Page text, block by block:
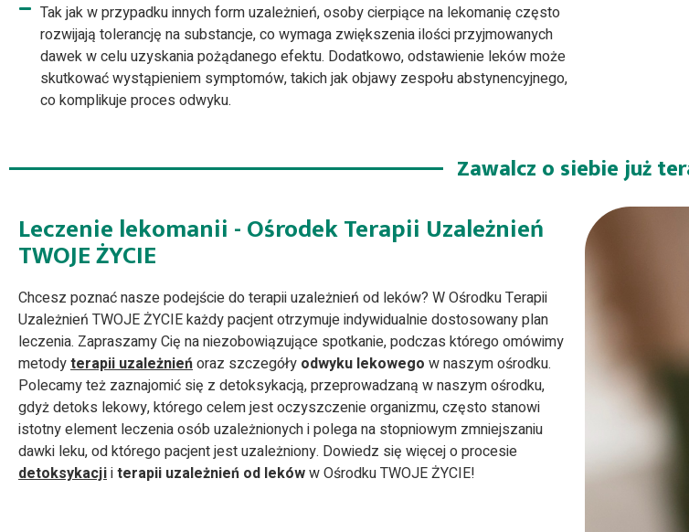
Tak jak w przypadku innych form uzależnień, osoby cierpiące na lekomanię często
rozwijają tolerancję na substancje, co wymaga zwiększenia ilości przyjmowanych
dawek w celu uzyskania pożądanego efektu. Dodatkowo, odstawienie leków może
skutkować wystąpieniem symptomów, takich jak objawy zespołu abstynencyjnego,
co komplikuje proces odwyku.
Zawalcz o siebie już
Leczenie lekomanii - Ośrodek Terapii Uzależnień
TWOJE ŻYCIE
Chcesz poznać nasze podejście do terapii uzależnień od leków? W Ośrodku Terapii
Uzależnień TWOJE ŻYCIE każdy pacjent otrzymuje indywidualnie dostosowany plan
leczenia. Zapraszamy Cię na niezobowiązujące spotkanie, podczas którego omówimy
metodyterapii uzależnieńoraz szczegóły odwyku lekowego w naszym ośrodku.
Polecamy też zaznajomić się z detoksykacją, przeprowadzaną w naszym ośrodku,
gdyż detoks lekowy, którego celem jest oczyszczenie organizmu, często stanowi
istotny element leczenia osób uzależnionych i polega na stopniowym zmniejszaniu
dawki leku, od którego pacjent jest uzależniony. Dowiedz się więcej o procesie
detoksykacjiiterapii uzależnień od lekóww Ośrodku TWOJE ŻYCIE!